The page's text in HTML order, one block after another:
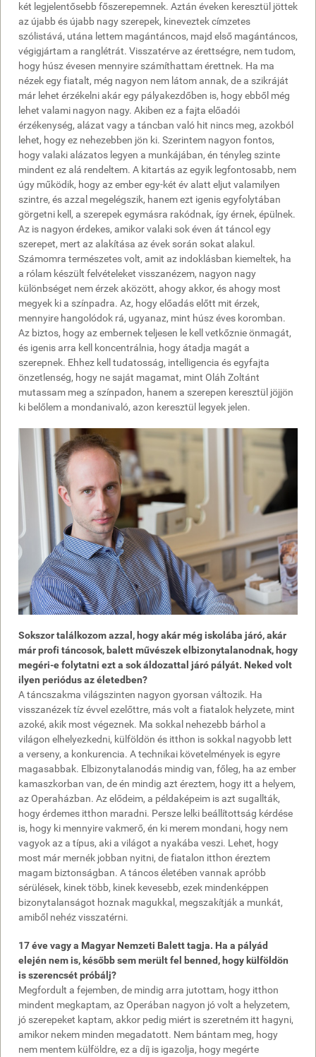
két legjelentősebb főszerepemnek. Aztán éveken keresztül jöttek
az újabb és újabb nagy szerepek, kineveztek címzetes
szólistává, utána lettem magántáncos, majd első magántáncos,
végigjártam a ranglétrát. Visszatérve az érettségre, nem tudom,
hogy húsz évesen mennyire számíthattam érettnek. Ha ma
nézek egy fiatalt, még nagyon nem látom annak, de a szikráját
már lehet érzékelni akár egy pályakezdőben is, hogy ebből még
lehet valami nagyon nagy. Akiben ez a fajta előadói
érzékenység, alázat vagy a táncban való hit nincs meg, azokból
lehet, hogy ez nehezebben jön ki. Szerintem nagyon fontos,
hogy valaki alázatos legyen a munkájában, én tényleg szinte
mindent ez alá rendeltem. A kitartás az egyik legfontosabb, nem
úgy működik, hogy az ember egy-két év alatt eljut valamilyen
szintre, és azzal megelégszik, hanem ezt igenis egyfolytában
görgetni kell, a szerepek egymásra rakódnak, így érnek, épülnek.
Az is nagyon érdekes, amikor valaki sok éven át táncol egy
szerepet, mert az alakítása az évek során sokat alakul.
Számomra természetes volt, amit az indoklásban kiemeltek, ha
a rólam készült felvételeket visszanézem, nagyon nagy
különbséget nem érzek aközött, ahogy akkor, és ahogy most
megyek ki a színpadra. Az, hogy előadás előtt mit érzek,
mennyire hangolódok rá, ugyanaz, mint húsz éves koromban.
Az biztos, hogy az embernek teljesen le kell vetkőznie önmagát,
és igenis arra kell koncentrálnia, hogy átadja magát a
szerepnek. Ehhez kell tudatosság, intelligencia és egyfajta
önzetlenség, hogy ne saját magamat, mint Oláh Zoltánt
mutassam meg a színpadon, hanem a szerepen keresztül jöjjön
ki belőlem a mondanivaló, azon keresztül legyek jelen.
Sokszor találkozom azzal, hogy akár még iskolába járó, akár
már profi táncosok, balett művészek elbizonytalanodnak, hogy
megéri-e folytatni ezt a sok áldozattal járó pályát. Neked volt
ilyen periódus az életedben?
A táncszakma világszinten nagyon gyorsan változik. Ha
visszanézek tíz évvel ezelőttre, más volt a fiatalok helyzete, mint
azoké, akik most végeznek. Ma sokkal nehezebb bárhol a
világon elhelyezkedni, külföldön és itthon is sokkal nagyobb lett
a verseny, a konkurencia. A technikai követelmények is egyre
magasabbak. Elbizonytalanodás mindig van, főleg, ha az ember
kamaszkorban van, de én mindig azt éreztem, hogy itt a helyem,
az Operaházban. Az elődeim, a példaképeim is azt sugallták,
hogy érdemes itthon maradni. Persze lelki beállítottság kérdése
is, hogy ki mennyire vakmerő, én ki merem mondani, hogy nem
vagyok az a típus, aki a világot a nyakába veszi. Lehet, hogy
most már mernék jobban nyitni, de fiatalon itthon éreztem
magam biztonságban. A táncos életében vannak apróbb
sérülések, kinek több, kinek kevesebb, ezek mindenképpen
bizonytalanságot hoznak magukkal, megszakítják a munkát,
amiből nehéz visszatérni.
17 éve vagy a Magyar Nemzeti Balett tagja. Ha a pályád
elején nem is, később sem merült fel benned, hogy külföldön
is szerencsét próbálj?
Megfordult a fejemben, de mindig arra jutottam, hogy itthon
mindent megkaptam, az Operában nagyon jó volt a helyzetem,
jó szerepeket kaptam, akkor pedig miért is szeretném itt hagyni,
amikor nekem minden megadatott. Nem bántam meg, hogy
nem mentem külföldre, ez a díj is igazolja, hogy megérte